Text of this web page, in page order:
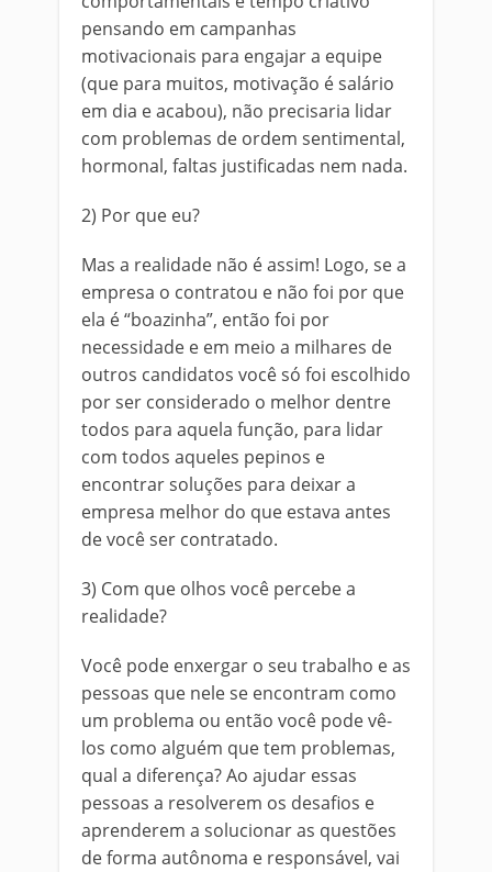
pensando em campanhas
motivacionais para engajar a equipe
(que para muitos, motivação é salário
em dia e acabou), não precisaria lidar
com problemas de ordem sentimental,
hormonal, faltas justificadas nem nada.
2) Por que eu?
Mas a realidade não é assim! Logo, se a
empresa o contratou e não foi por que
ela é “boazinha”, então foi por
necessidade e em meio a milhares de
outros candidatos você só foi escolhido
por ser considerado o melhor dentre
todos para aquela função, para lidar
com todos aqueles pepinos e
encontrar soluções para deixar a
empresa melhor do que estava antes
de você ser contratado.
3) Com que olhos você percebe a
realidade?
Você pode enxergar o seu trabalho e as
pessoas que nele se encontram como
um problema ou então você pode vê-
los como alguém que tem problemas,
qual a diferença? Ao ajudar essas
pessoas a resolverem os desafios e
aprenderem a solucionar as questões
de forma autônoma e responsável, vai